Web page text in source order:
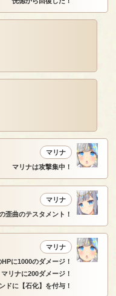
マリナ
マリナは攻撃集中！
マリナ
歪曲のテスタメント！
マリナ
に1000のダメージ！
リナに200ダメージ！
ドに【石化】を付与！